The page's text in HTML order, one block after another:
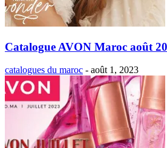
Catalogue AVON Maroc août
catalogues du maroc - août 1, 2023